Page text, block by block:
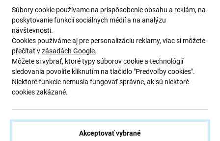
Popis a špecifikácia Doprava a vrátenie
Spigen Mag Armor s MagSafe:
dokonalá ochrana, kompatibilita bez
námahy.
Súbory cookie používame na prispôsobenie obsahu a reklám, na
poskytovanie funkcií sociálnych médií a na analýzu
návštevnosti.
Cookies používáme aj pre personalizáciu reklamy, viac si môžete
přečítať vzásadách Google.
Môžete si vybrať, ktoré typy súborov cookie a technológií
sledovania povolíte kliknutím na tlačidlo "Predvoľby cookies".
Niektoré funkcie nemusia fungovať správne, ak sú niektoré
cookies zakázané.
Akceptovať vybrané